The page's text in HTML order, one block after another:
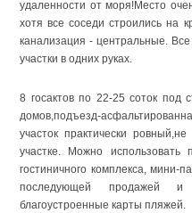
удаленности от моря!Место
хотя все соседи строились на
канализация - центральные. Все
участки в одних руках.
8 госактов по 22-25 соток под
домов,подъезд-
участок практически
участке. Можно использовать
гостиничного комплекса, мини-
последующей продажей
благоустроенные карты пляжей.